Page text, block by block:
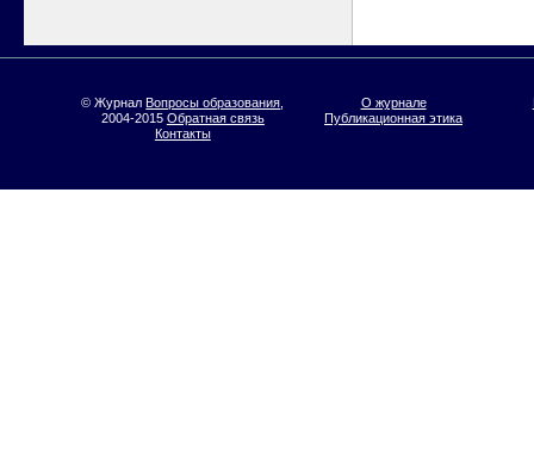
© ЖурналВопросы образования
2004-2015 Обратная связь
О журнале
Публикационная этика
Контакты